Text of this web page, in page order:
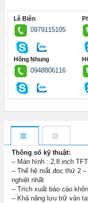
Lê Biên
0979115105
Hồng Nhung
0948806116
Thông số kỹ thuật:
– Màn hình : 2,8 inch TFT
– Thế hệ mắt đọc thứ 2
nghiệt nhất
– Trích xuất báo cáo
– Khả năng lưu trữ vân